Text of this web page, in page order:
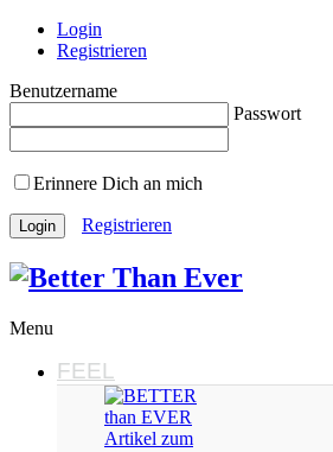
Login
Registrieren
Benutzername
Passwort
Erinnere Dich an mich
Registrieren
Menu
FEEL